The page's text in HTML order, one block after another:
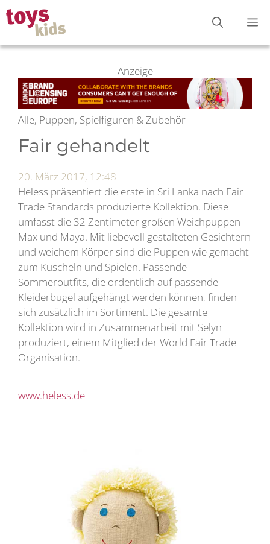
Zum
Inhalt
springen
Anzeige
Alle, Puppen, Spielfiguren & Zubehör
Fair gehandelt
20. März 2017, 12:48
Heless präsentiert die erste in Sri Lanka nach Fair
Trade Standards produzierte Kollektion. Diese
umfasst die 32 Zentimeter großen Weichpuppen
Max und Maya. Mit liebevoll gestalteten Gesichtern
und weichem Körper sind die Puppen wie gemacht
zum Kuscheln und Spielen. Passende
Sommeroutfits, die ordentlich auf passende
Kleiderbügel aufgehängt werden können, finden
sich zusätzlich im Sortiment. Die gesamte
Kollektion wird in Zusammenarbeit mit Selyn
produziert, einem Mitglied der World Fair Trade
Organisation.
www.heless.de